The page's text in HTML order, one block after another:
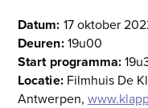
Datum: 17 oktober
Deuren:19u00
Start programma:
Locatie:Filmhuis De
Antwerpen,